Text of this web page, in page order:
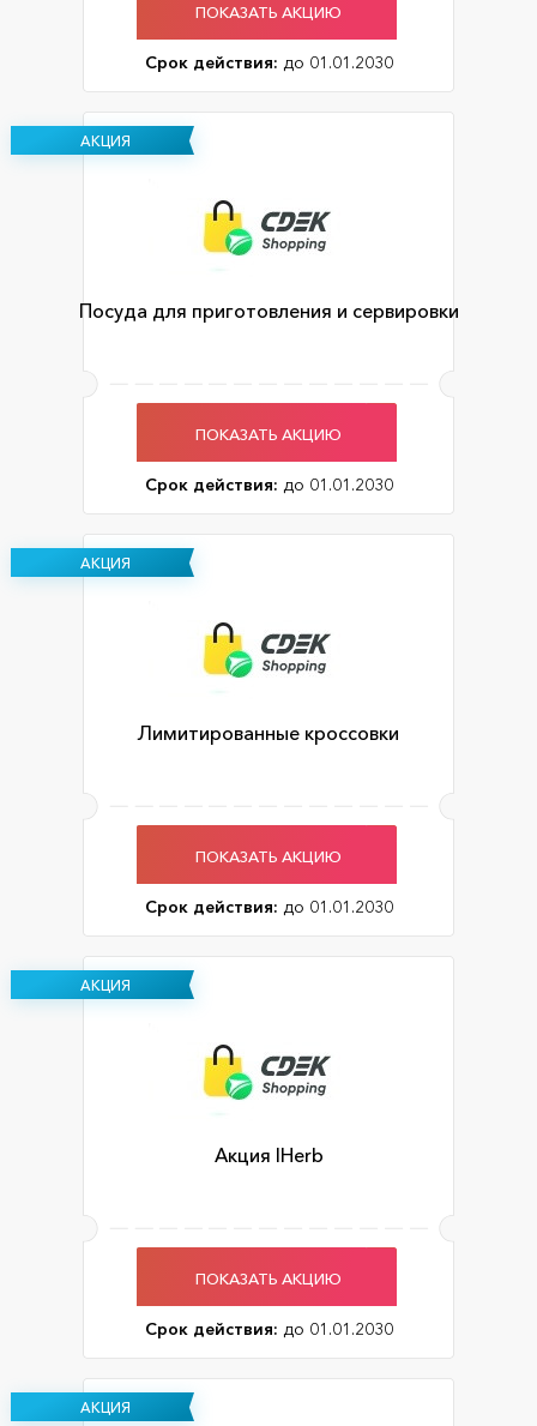
ПОКАЗАТЬ АКЦИЮ
Срок действия: до 01.01.2030
АКЦИЯ
Посуда для приготовления и сервировки
ПОКАЗАТЬ АКЦИЮ
Срок действия: до 01.01.2030
АКЦИЯ
Лимитированные кроссовки
ПОКАЗАТЬ АКЦИЮ
Срок действия: до 01.01.2030
АКЦИЯ
Акция IHerb
ПОКАЗАТЬ АКЦИЮ
Срок действия: до 01.01.2030
АКЦИЯ